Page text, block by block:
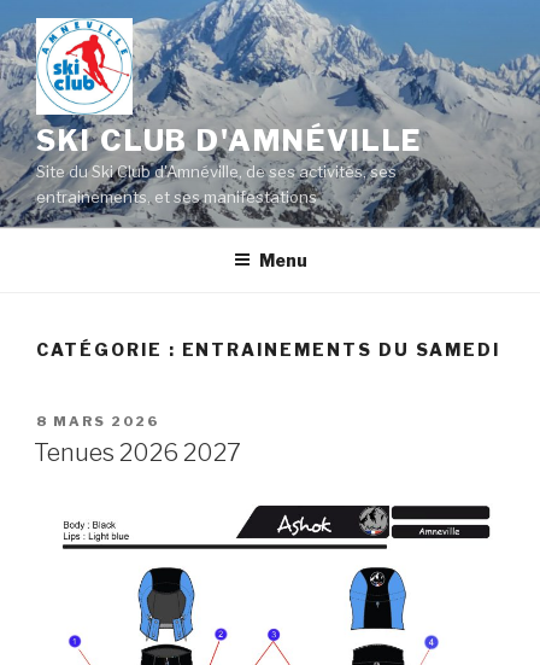
au
contenu
principal
SKI CLUB D'AMNÉVILLE
Site du Ski Club d'Amnéville, de ses activités, ses
entrainements, et ses manifestations
Menu
CATÉGORIE : ENTRAINEMENTS DU SAMEDI
PUBLIÉ
LE
8 MARS 2026
Tenues 2026 2027